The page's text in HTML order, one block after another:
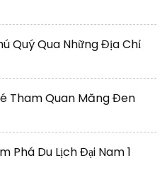
Quý Qua Những Địa Chỉ
Tham Quan Măng Đen
Phá Du Lịch Đại Nam 1